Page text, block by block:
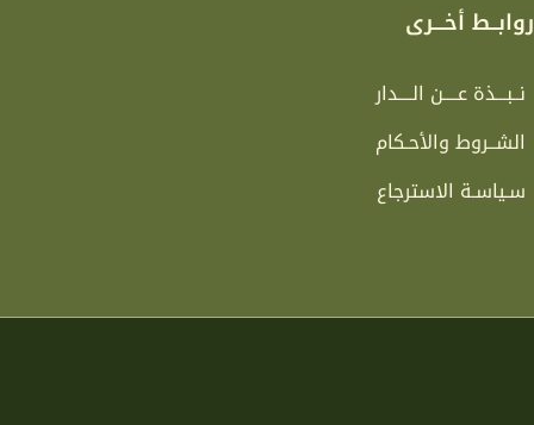
روابــط أخـــرى
نــبـــذة عــــن الــــدار
الشــروط والأحـكام
سـياسـة الاسترجاع